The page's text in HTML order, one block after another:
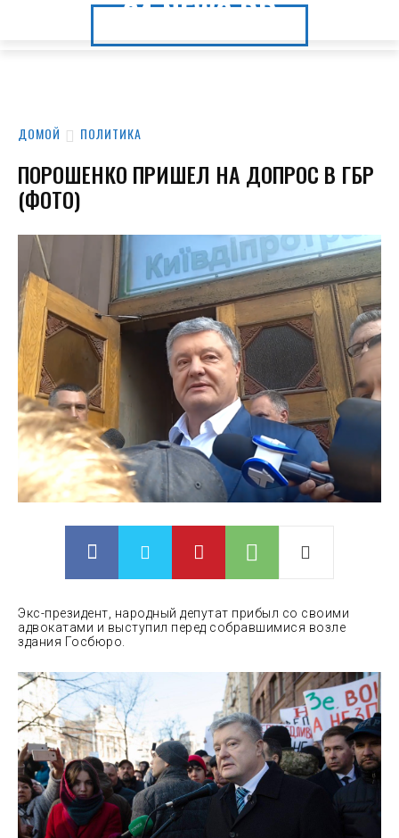
24.NEWS.DP
24.NEWS.DP
ДОМОЙ ПОЛИТИКА
ПОРОШЕНКО ПРИШЕЛ НА ДОПРОС В ГБР
(ФОТО)
Экс-президент, народный депутат прибыл со своими
адвокатами и выступил перед собравшимися возле
здания Госбюро.